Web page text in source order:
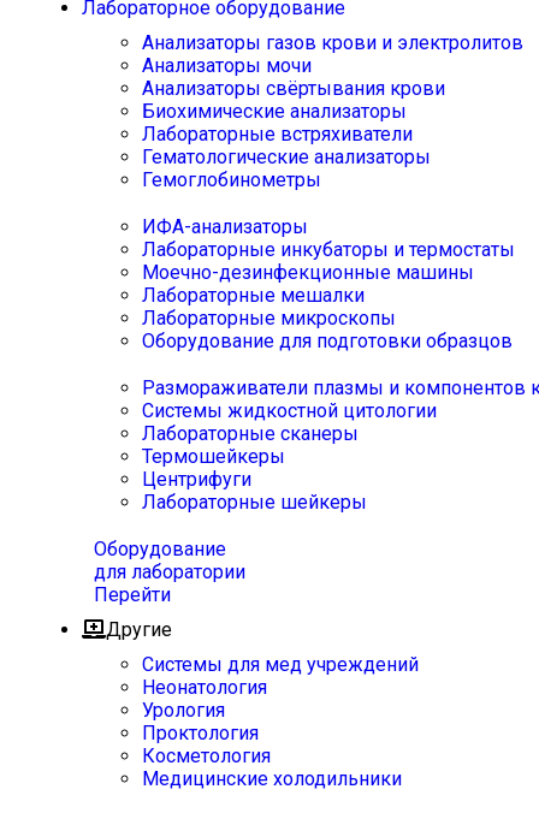
Лабораторное оборудование
Анализаторы газов крови и электролитов
Анализаторы мочи
Анализаторы свёртывания крови
Биохимические анализаторы
Лабораторные встряхиватели
Гематологические анализаторы
Гемоглобинометры
ИФА-анализаторы
Лабораторные инкубаторы и термостаты
Моечно-дезинфекционные машины
Лабораторные мешалки
Лабораторные микроскопы
Оборудование для подготовки образцов
Размораживатели плазмы и компонентов
Системы жидкостной цитологии
Лабораторные сканеры
Термошейкеры
Центрифуги
Лабораторные шейкеры
Оборудование
для лаборатории
Перейти
Другие
Системы для мед учреждений
Неонатология
Урология
Проктология
Косметология
Медицинские холодильники